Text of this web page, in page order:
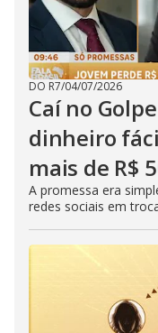
DO R7/04/07/2026
Caí no
dinheiro
mais de R$
A promessa era
redes sociais em